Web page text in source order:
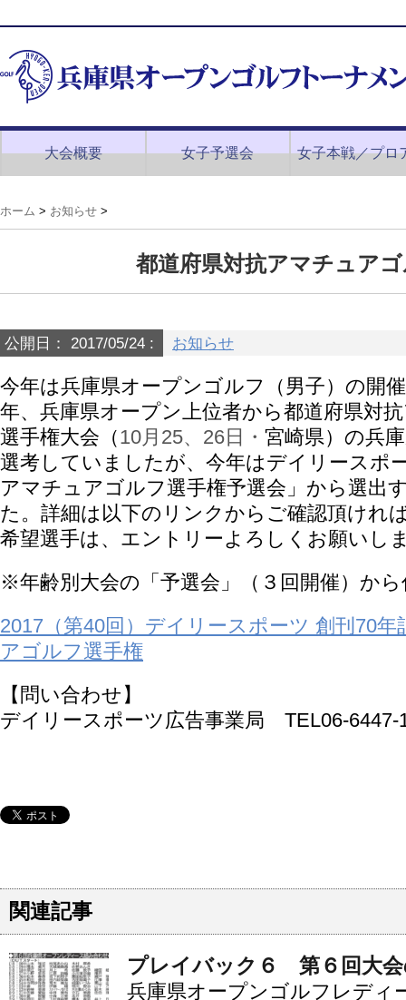
大会概要 女子予選会 女子本戦／プロ
ホーム > お知らせ >
都道府県対抗アマチュア
公開日： 2017/05/24 : お知らせ
今年は兵庫県オープンゴルフ（男子）の開
年、兵庫県オープン上位者から都道府県対
選手権大会（10月25、26日・ 宮崎県）の兵
選考していましたが、今年はデイリースポ
アマチュアゴルフ選手権予選会」から選出
た。詳細は以下のリンクからご確認頂けれ
希望選手は、エントリーよろしくお願いし
※年齢別大会の「予選会」（３回開催）か
2017（第40回）デイリースポーツ 創刊70
アゴルフ選手権
【問い合わせ】
デイリースポーツ広告事業局 TEL06-6447-
関連記事
プレイバック６ 第６回大
兵庫県オープンゴルフレディ